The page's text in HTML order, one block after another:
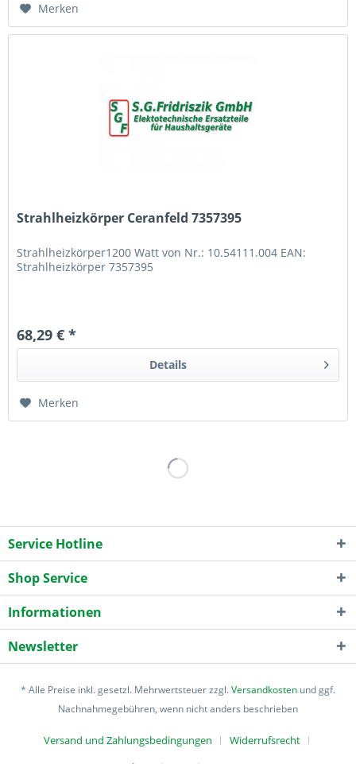
Merken
Strahlheizkörper Ceranfeld 7357395
Strahlheizkörper1200 Watt von Nr.: 10.54111.004 EAN:
Strahlheizkörper 7357395
68,29 € *
Details
Merken
Service Hotline
Shop Service
Informationen
Newsletter
* Alle Preise inkl. gesetzl. Mehrwertsteuer zzgl.Versandkosten und ggf.
Nachnahmegebühren, wenn nicht anders beschrieben
Versand und Zahlungsbedingungen
Widerrufsrecht